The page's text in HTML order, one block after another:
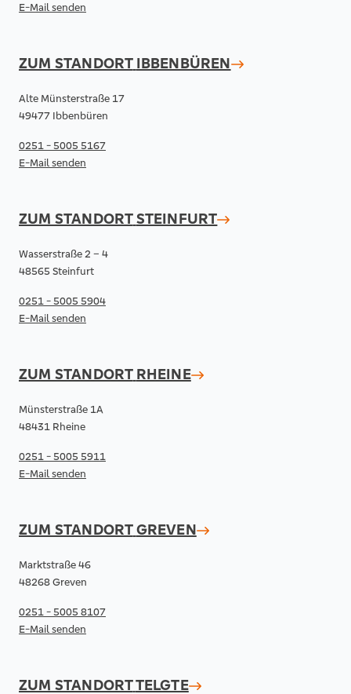
E-Mail senden
ZUM STANDORT IBBENBÜREN
Alte Münsterstraße 17
49477 Ibbenbüren
0251 - 5005 5167
E-Mail senden
ZUM STANDORTSTEINFURT
Wasserstraße 2 – 4
48565 Steinfurt
0251 - 5005 5904
E-Mail senden
ZUM STANDORT RHEINE
Münsterstraße 1A
48431 Rheine
0251 - 5005 5911
E-Mail senden
ZUM STANDORTGREVEN
Marktstraße 46
48268 Greven
0251 - 5005 8107
E-Mail senden
ZUM STANDORTTELGTE